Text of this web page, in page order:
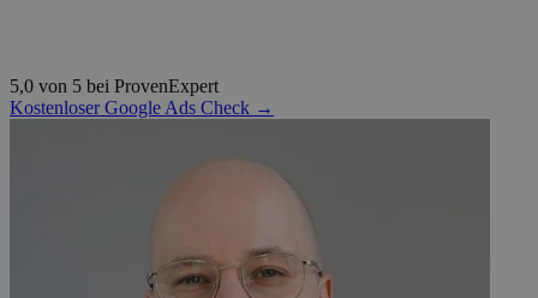
5,0 von 5 bei ProvenExpert
Kostenloser Google Ads Check →